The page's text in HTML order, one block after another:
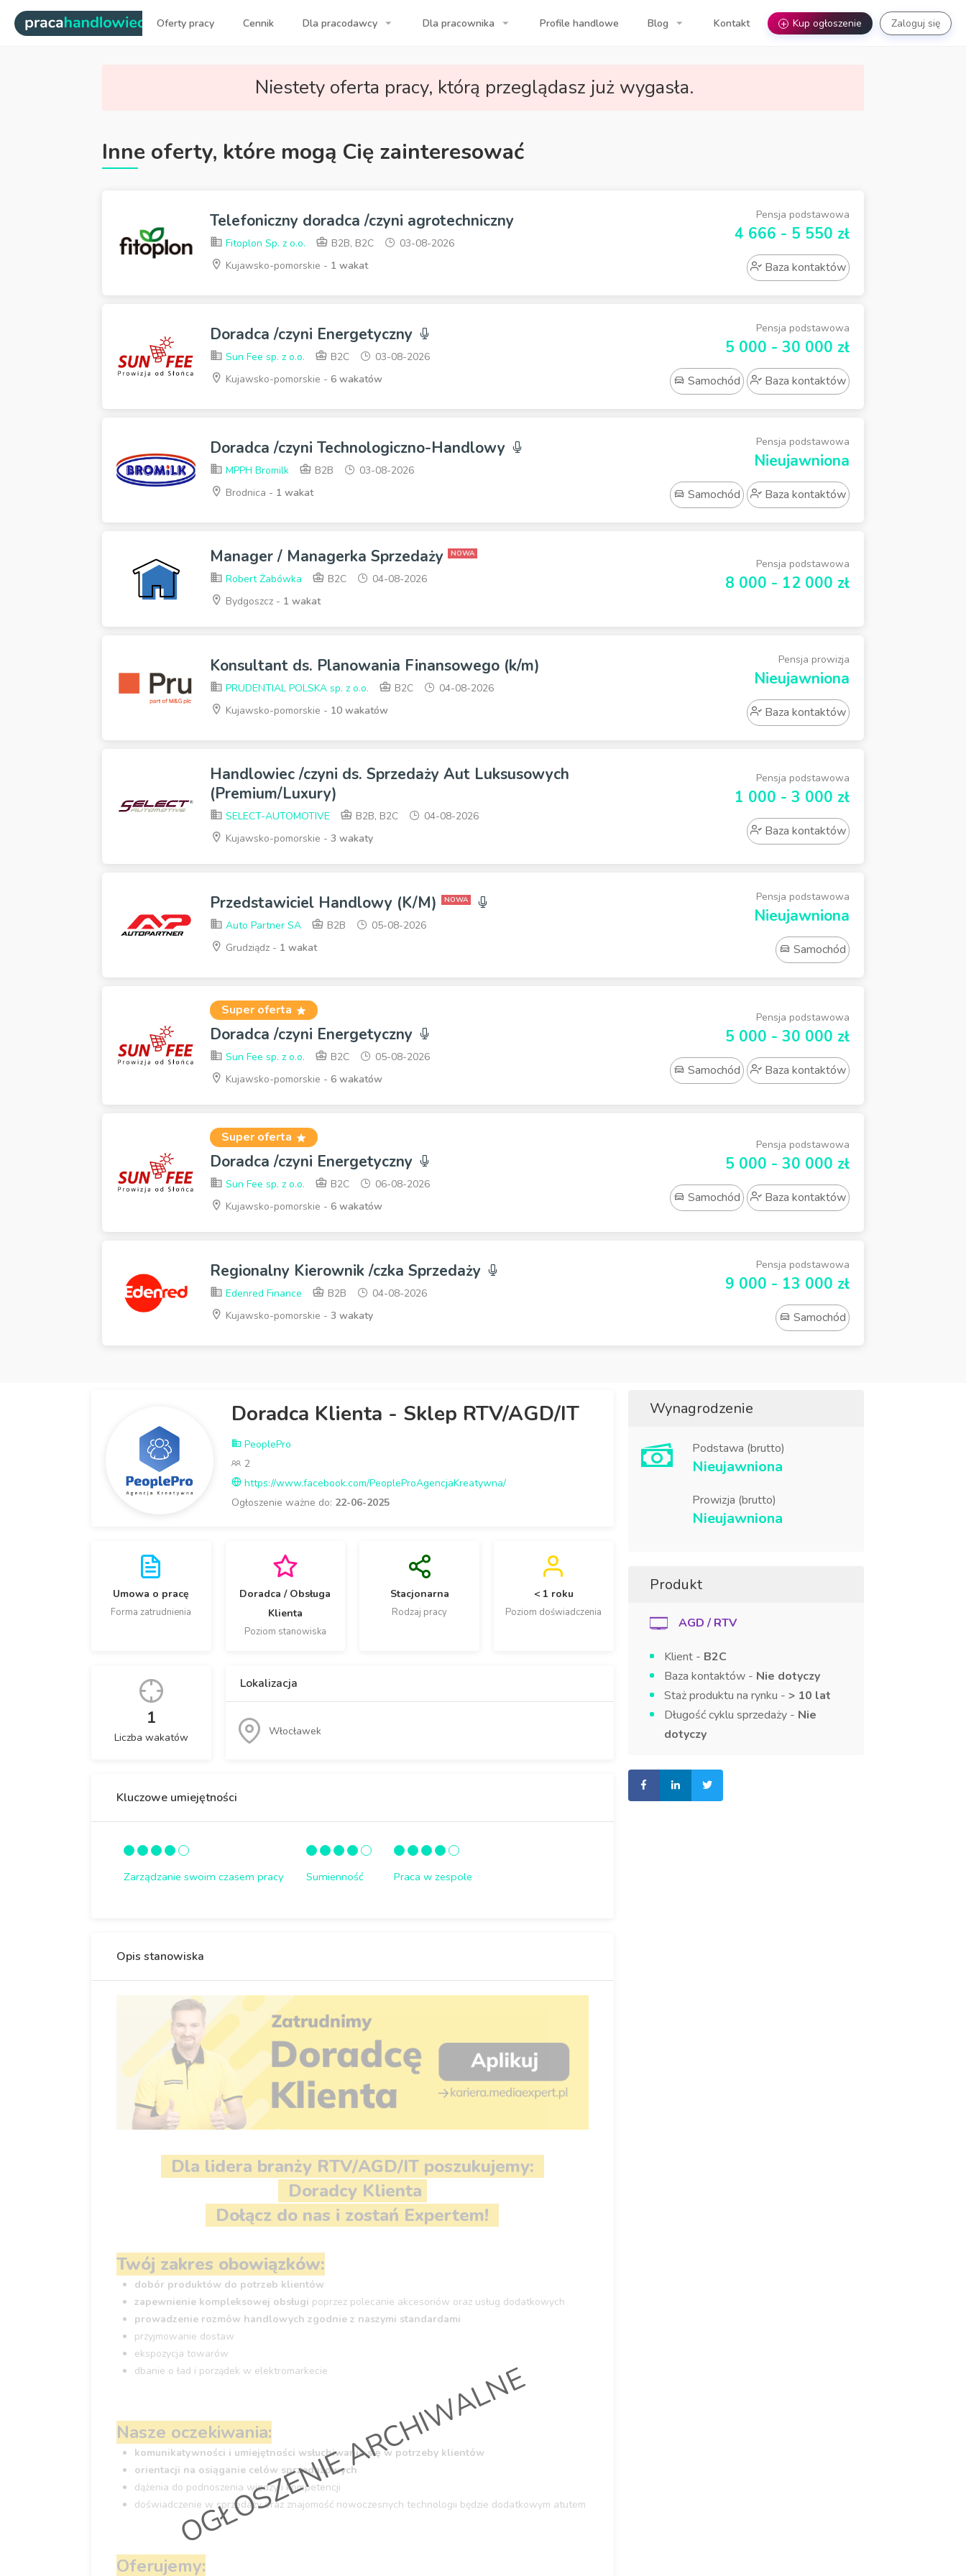
| Najlepsi ludzie sprzedaży dla Twojej firmy!
Oferty pracy Cennik Dla pracodawcy Dla pracownika Profile handlowe Blog Kontakt + Kup ogłoszenie Zaloguj się
Niestety oferta pracy, którą przeglądasz już wygasła.
Inne oferty, które mogą Cię zainteresować
Telefoniczny doradca /czyni agrotechniczny
Fitoplon Sp. z o.o. B2B, B2C
03-08-2026
Kujawsko-pomorskie - 1 wakat
Pensja podstawowa
4 666 - 5 550 zł
Baza kontaktów
Doradca /czyni Energetyczny
Sun Fee sp. z o.o. B2C
03-08-2026
Kujawsko-pomorskie - 6 wakatów
Pensja podstawowa
5 000 - 30 000 zł
Samochód Baza kontaktów
Doradca /czyni Technologiczno-Handlowy
MPPH Bromilk B2B
03-08-2026
Brodnica - 1 wakat
Pensja podstawowa
Nieujawniona
Samochód Baza kontaktów
Manager / Managerka Sprzedaży NOWA
Robert Żabówka B2C
04-08-2026
Bydgoszcz - 1 wakat
Pensja podstawowa
8 000 - 12 000 zł
Konsultant ds. Planowania Finansowego (k/m)
PRUDENTIAL POLSKA sp. z o.o. B2C
04-08-2026
Kujawsko-pomorskie - 10 wakatów
Pensja prowizja
Nieujawniona
Baza kontaktów
Handlowiec /czyni ds. Sprzedaży Aut Luksusowych
(Premium/Luxury)
SELECT-AUTOMOTIVE B2B, B2C
04-08-2026
Kujawsko-pomorskie - 3 wakaty
Pensja podstawowa
1 000 - 3 000 zł
Baza kontaktów
Przedstawiciel Handlowy (K/M) NOWA
Auto Partner SA B2B
05-08-2026
Grudziądz - 1 wakat
Pensja podstawowa
Nieujawniona
Samochód
Super oferta
Doradca /czyni Energetyczny
Sun Fee sp. z o.o. B2C
05-08-2026
Kujawsko-pomorskie - 6 wakatów
Pensja podstawowa
5 000 - 30 000 zł
Samochód Baza kontaktów
Super oferta
Doradca /czyni Energetyczny
Sun Fee sp. z o.o. B2C
06-08-2026
Kujawsko-pomorskie - 6 wakatów
Pensja podstawowa
5 000 - 30 000 zł
Samochód Baza kontaktów
Regionalny Kierownik /czka Sprzedaży
Edenred Finance B2B
04-08-2026
Kujawsko-pomorskie - 3 wakaty
Pensja podstawowa
9 000 - 13 000 zł
Samochód
Doradca Klienta - Sklep RTV/AGD/IT
PeoplePro
2
https://www.facebook.com/PeopleProAgencjaKreatywna/
Ogłoszenie ważne do: 22-06-2025
Umowa o pracę
Forma zatrudnienia
Doradca / Obsługa
Klienta
Poziom stanowiska
Stacjonarna
Rodzaj pracy
< 1 roku
Poziom doświadczenia
1
Liczba wakatów
Lokalizacja
Włocławek
Kluczowe umiejętności
Zarządzanie swoim czasem pracy Sumienność Praca w zespole
OGŁOSZENIE ARCHIWALNE
Opis stanowiska
Dla lidera branży RTV/AGD/IT poszukujemy:
Doradcy Klienta
Dołącz do nas i zostań Expertem!
Twój zakres obowiązków:
dobór produktów do potrzeb klientów
zapewnienie kompleksowej obsługi poprzez polecanie akcesoriów oraz usług dodatkowych
prowadzenie rozmów handlowych zgodnie z naszymi standardami
przyjmowanie dostaw
ekspozycja towarów
dbanie o ład i porządek w elektromarkecie
Nasze oczekiwania:
komunikatywności i umiejętności wsłuchiwania się w potrzeby klientów
orientacji na osiąganie celów sprzedażowych
dążenia do podnoszenia wiedzy i kompetencji
doświadczenie w sprzedaży oraz znajomość nowoczesnych technologii będzie dodatkowym atutem
Oferujemy:
Wynagrodzenie
Podstawa (brutto)
Nieujawniona
Prowizja (brutto)
Nieujawniona
Produkt
AGD / RTV
Klient - B2C
Baza kontaktów - Nie dotyczy
Staż produktu na rynku - > 10 lat
Długość cyklu sprzedaży - Nie
dotyczy